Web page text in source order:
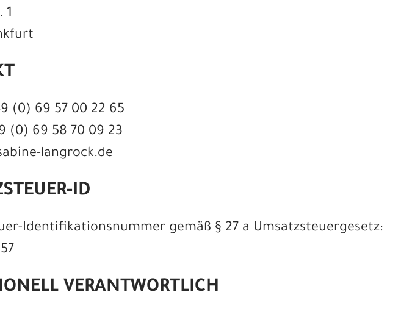
1
(0) 69 57 00 22 65
(0) 69 58 70 09 23
langrock.de
ID
Identifikationsnummer gemäß § 27 a Umsatzsteuergesetz:
VERANTWORTLICH